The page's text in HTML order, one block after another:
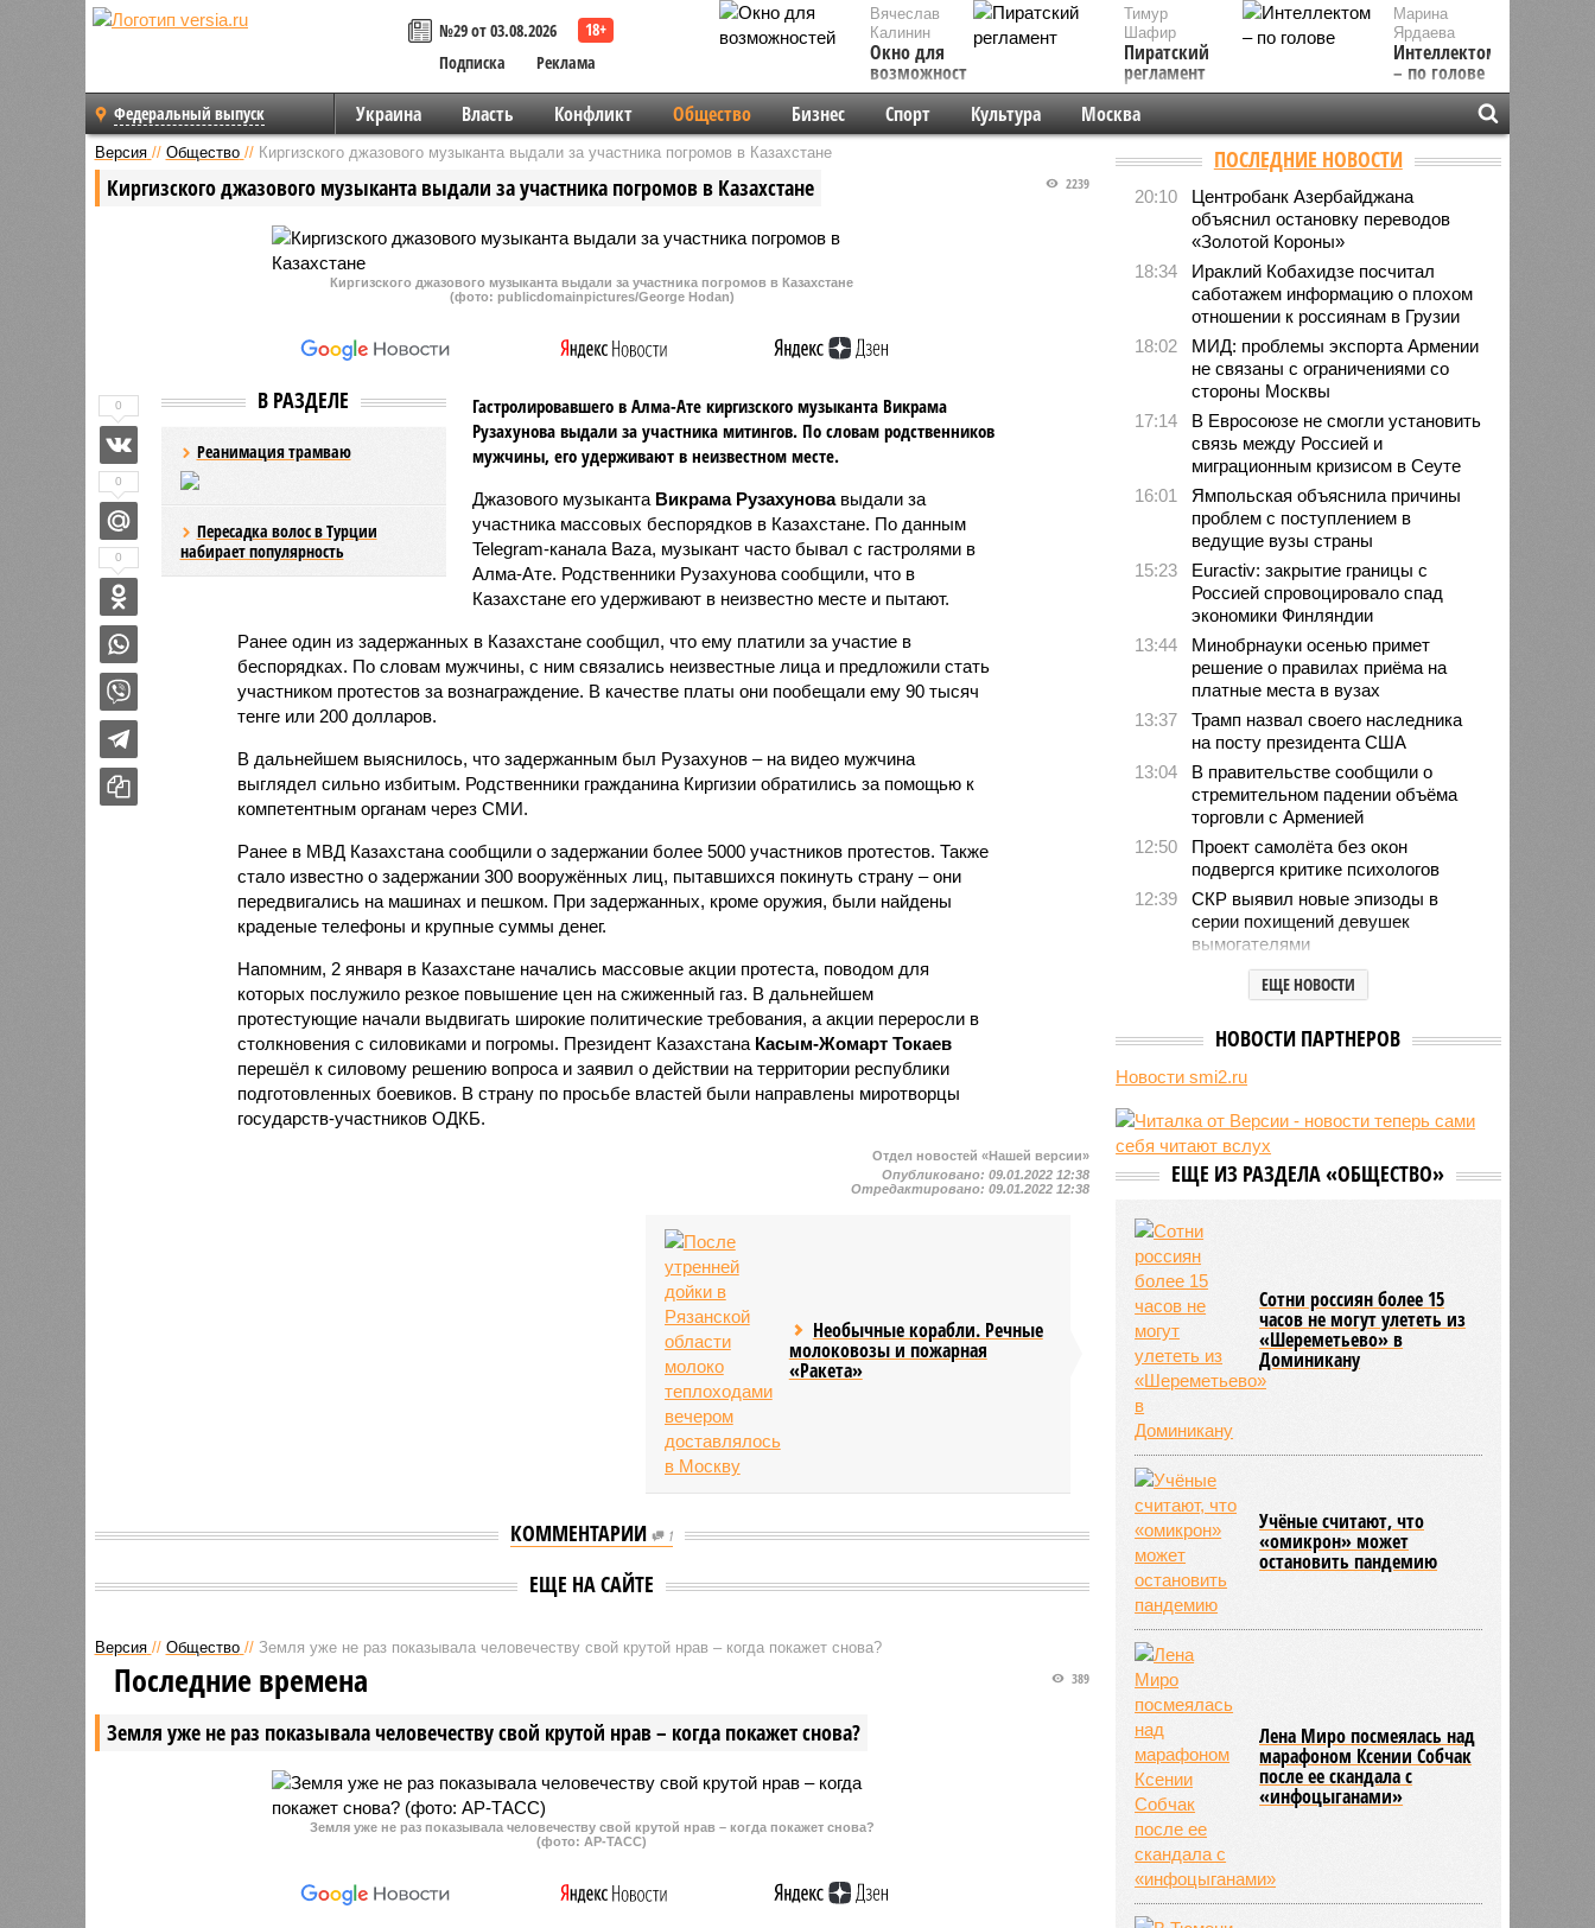
№29 от 03.08.2026
Подписка
Реклама
Вячеслав
Калинин
Окно для
возможностей
Марина
Ярдаева
Интеллектом
– по голове
Тимур
Шафир
Пиратский
регламент
Федеральный выпуск Украина Власть Конфликт Общество Бизнес Спорт Культура Москва
Версия // Общество // Киргизского джазового музыканта выдали за участника погромов в Казахстане
Киргизского джазового музыканта выдали за участника погромов в Казахстане 2239
Киргизского джазового музыканта выдали за участника погромов в Казахстане
(фото: publicdomainpictures/George Hodan)
В РАЗДЕЛЕ
Реанимация трамваю
Пересадка волос в Турции
набирает популярность
Гастролировавшего в Алма-Ате киргизского музыканта Викрама
Рузахунова выдали за участника митингов. По словам родственников
мужчины, его удерживают в неизвестном месте.
Джазового музыканта Викрама Рузахуновавыдали за
участника массовых беспорядков в Казахстане. По данным
Telegram-канала Baza, музыкант часто бывал с гастролями в
Алма-Ате. Родственники Рузахунова сообщили, что в
Казахстане его удерживают в неизвестно месте и пытают.
Ранее один из задержанных в Казахстане сообщил, что ему платили за участие в
беспорядках. По словам мужчины, с ним связались неизвестные лица и предложили стать
участником протестов за вознаграждение. В качестве платы они пообещали ему 90 тысяч
тенге или 200 долларов.
В дальнейшем выяснилось, что задержанным был Рузахунов – на видео мужчина
выглядел сильно избитым. Родственники гражданина Киргизии обратились за помощью к
компетентным органам через СМИ.
Ранее в МВД Казахстана сообщили о задержании более 5000 участников протестов. Также
стало известно о задержании 300 вооружённых лиц, пытавшихся покинуть страну – они
передвигались на машинах и пешком. При задержанных, кроме оружия, были найдены
краденые телефоны и крупные суммы денег.
Напомним, 2 января в Казахстане начались массовые акции протеста, поводом для
которых послужило резкое повышение цен на сжиженный газ. В дальнейшем
протестующие начали выдвигать широкие политические требования, а акции переросли в
столкновения с силовиками и погромы. Президент Казахстана Касым-Жомарт Токаев
перешёл к силовому решению вопроса и заявил о действии на территории республики
подготовленных боевиков. В страну по просьбе властей были направлены миротворцы
государств-участников ОДКБ.
0
0
0
Отдел новостей «Нашей версии»
Опубликовано:09.01.2022 12:38
Отредактировано:09.01.2022 12:38
Необычные корабли. Речные
молоковозы и пожарная
«Ракета»
КОММЕНТАРИИ 1
ЕЩЕ НА САЙТЕ
Версия // Общество // Земля уже не раз показывала человечеству свой крутой нрав – когда покажет снова?
Земля уже не раз показывала человечеству свой крутой нрав – когда покажет снова?
389
Последние времена
Земля уже не раз показывала человечеству свой крутой нрав – когда покажет снова?
(фото: АР-ТАСС)
ПОСЛЕДНИЕ НОВОСТИ
20:10
Центробанк Азербайджана
объяснил остановку переводов
«Золотой Короны»
18:34
Ираклий Кобахидзе посчитал
саботажем информацию о плохом
отношении к россиянам в Грузии
18:02
МИД: проблемы экспорта Армении
не связаны с ограничениями со
стороны Москвы
17:14
В Евросоюзе не смогли установить
связь между Россией и
миграционным кризисом в Сеуте
16:01
Ямпольская объяснила причины
проблем с поступлением в
ведущие вузы страны
15:23
Euractiv: закрытие границы с
Россией спровоцировало спад
экономики Финляндии
13:44
Минобрнауки осенью примет
решение о правилах приёма на
платные места в вузах
13:37
Трамп назвал своего наследника
на посту президента США
13:04
В правительстве сообщили о
стремительном падении объёма
торговли с Арменией
12:50
Проект самолёта без окон
подвергся критике психологов
12:39
СКР выявил новые эпизоды в
серии похищений девушек
вымогателями
Хуснуллин заявил о
необходимости проработки ж/д
океану
12:05
В Японии опять произошло
12:03
В Египте безработный мужчина
притворялся судьёй и вымогал
деньги
диабета
ЕЩЕ НОВОСТИ
НОВОСТИ ПАРТНЕРОВ
Новости smi2.ru
ЕЩЕ ИЗ РАЗДЕЛА «ОБЩЕСТВО»
Сотни россиян более 15
часов не могут улететь из
«Шереметьево» в
Доминикану
Учёные считают, что
«омикрон» может
остановить пандемию
Лена Миро посмеялась над
марафоном Ксении Собчак
после ее скандала с
«инфоцыганами»